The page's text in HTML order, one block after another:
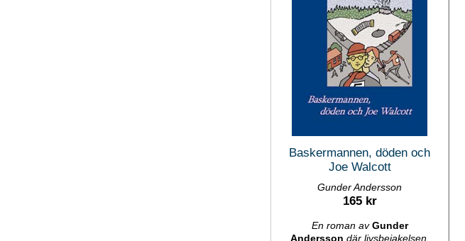
Baskermannen, döden och
Joe Walcott
Gunder Andersson
165 kr
En roman avGunder
Andersson där livsbejakelsen,